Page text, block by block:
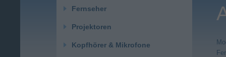
Fernseher
Projektoren
Kopfhörer & Mikrofone